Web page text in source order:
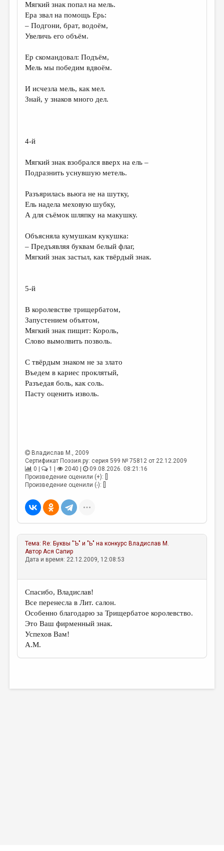
КУЛЬТУРОВЕДЕНИЕ
ПУБЛИЦИСТИКА
ЦИКЛЫ ПУБЛИКАЦИЙ
МЕДИА
Мягкий знак попал на мель.
Ера звал на помощь Ерь:
– Подгони, брат, водоём,
Увеличь его объём.
Ер скомандовал: Подъём,
Мель мы победим вдвоём.
И исчезла мель, как мел.
Знай, у знаков много дел.
4-й
Мягкий знак взобрался вверх на ель –
Подразнить уснувшую метель.
Разъярилась вьюга не на шутку,
Ель надела меховую шубку,
А для съёмок шляпку на макушку.
Объясняла кумушкам кукушка:
– Предъявляя буквам белый флаг,
Мягкий знак застыл, как твёрдый знак.
5-й
В королевстве трищербатом,
Запустением объятом,
Мягкий знак пищит: Король,
Слово вымолвить позволь.
С твёрдым знаком не за злато
Въедем в кариес проклятый,
Разъедая боль, как соль.
Пасту оценить изволь.
Владислав М., 2009
Сертификат Поэзия.ру: серия 599 № 75812 от 22.12.2009
0 |
1 | 2040 |
09.08.2026. 08:21:16
Произведение оценили (+): []
Произведение оценили (-): []
Тема: Re: Буквы "Ъ" и "Ь" на конкурс Владислав М.
АвторАся Сапир
Дата и время: 22.12.2009, 12:08:53
Спасибо, Владислав!
Все перенесла в Лит. салон.
Особенно благодарю за Трищербатое королевство.
Это Ваш фирменный знак.
Успехов Вам!
А.М.